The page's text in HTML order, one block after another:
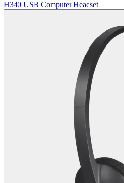
H340 USB Computer Headset